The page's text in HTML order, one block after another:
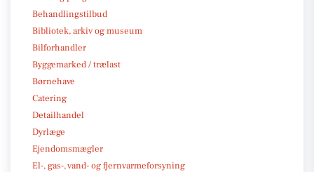
Behandlingstilbud
Bibliotek, arkiv og museum
Bilforhandler
Byggemarked / trælast
Børnehave
Catering
Detailhandel
Dyrlæge
Ejendomsmægler
El-, gas-, vand- og fjernvarmeforsyning